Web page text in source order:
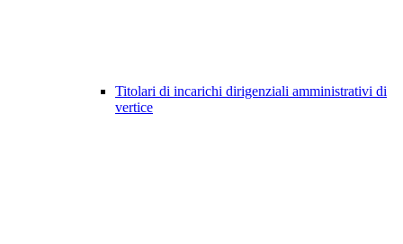
Titolari di incarichi dirigenziali amministrativi di
vertice